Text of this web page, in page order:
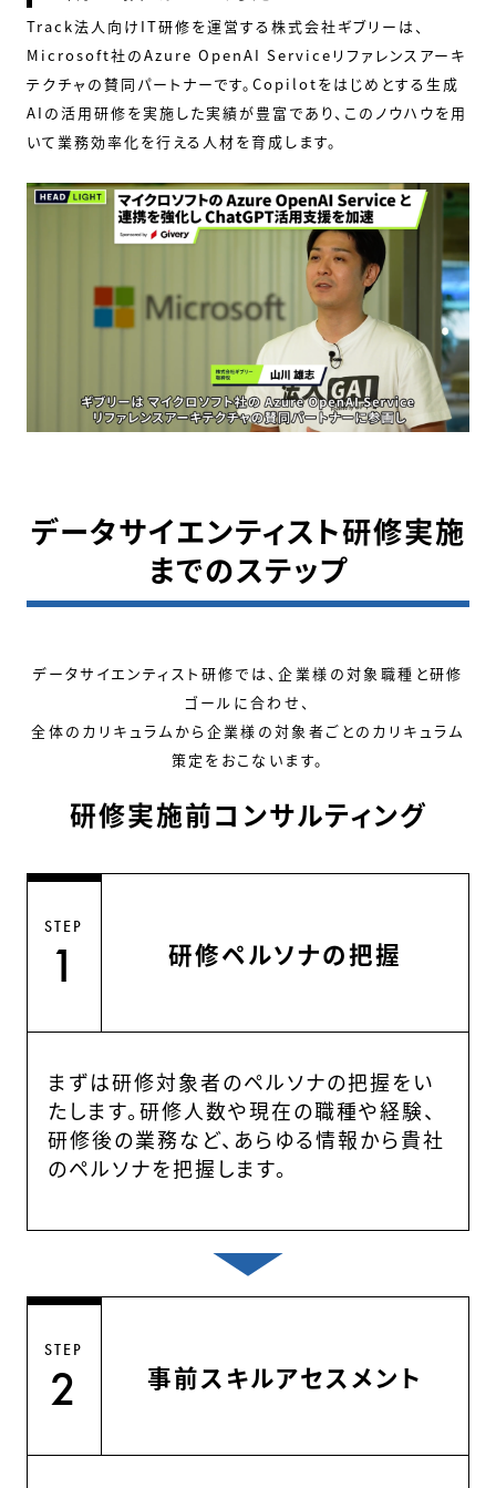
Track法人向けIT研修を運営する株式会社ギブリーは、
Microsoft社のAzure OpenAI Serviceリファレンスアーキ
テクチャの賛同パートナーです。Copilotをはじめとする生成
AIの活用研修を実施した実績が豊富であり、このノウハウを用
いて業務効率化を行える人材を育成します。
データサイエンティスト研修実施
までのステップ
データサイエンティスト研修では、企業様の対象職種と研修
ゴールに合わせ、
全体のカリキュラムから企業様の対象者ごとのカリキュラム
策定をおこないます。
研修実施前コンサルティング
STEP
1 研修ペルソナの把握
まずは研修対象者のペルソナの把握をい
たします。研修人数や現在の職種や経験、
研修後の業務など、あらゆる情報から貴社
のペルソナを把握します。
STEP
2 事前スキルアセスメント